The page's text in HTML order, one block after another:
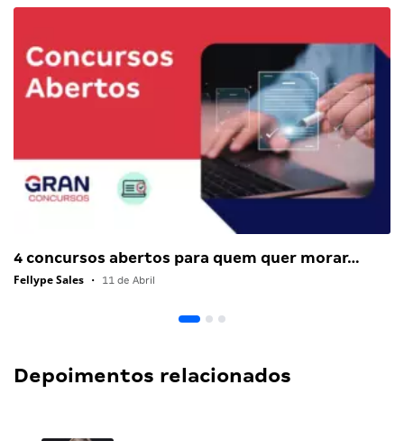
4 concursos abertos para quem quer morar…
Fellype Sales • 11 de Abril
Depoimentos relacionados